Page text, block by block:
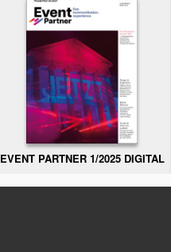
EVENT PARTNER 1/2025 DIGITAL